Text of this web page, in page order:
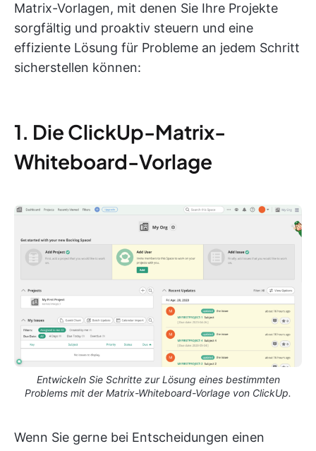
Matrix-Vorlagen, mit denen Sie Ihre Projekte
sorgfältig und proaktiv steuern und eine
effiziente Lösung für Probleme an jedem Schritt
sicherstellen können:
1. Die ClickUp-Matrix-
Whiteboard-Vorlage
Entwickeln Sie Schritte zur Lösung eines bestimmten
Problems mit der Matrix-Whiteboard-Vorlage von ClickUp.
Wenn Sie gerne bei Entscheidungen einen